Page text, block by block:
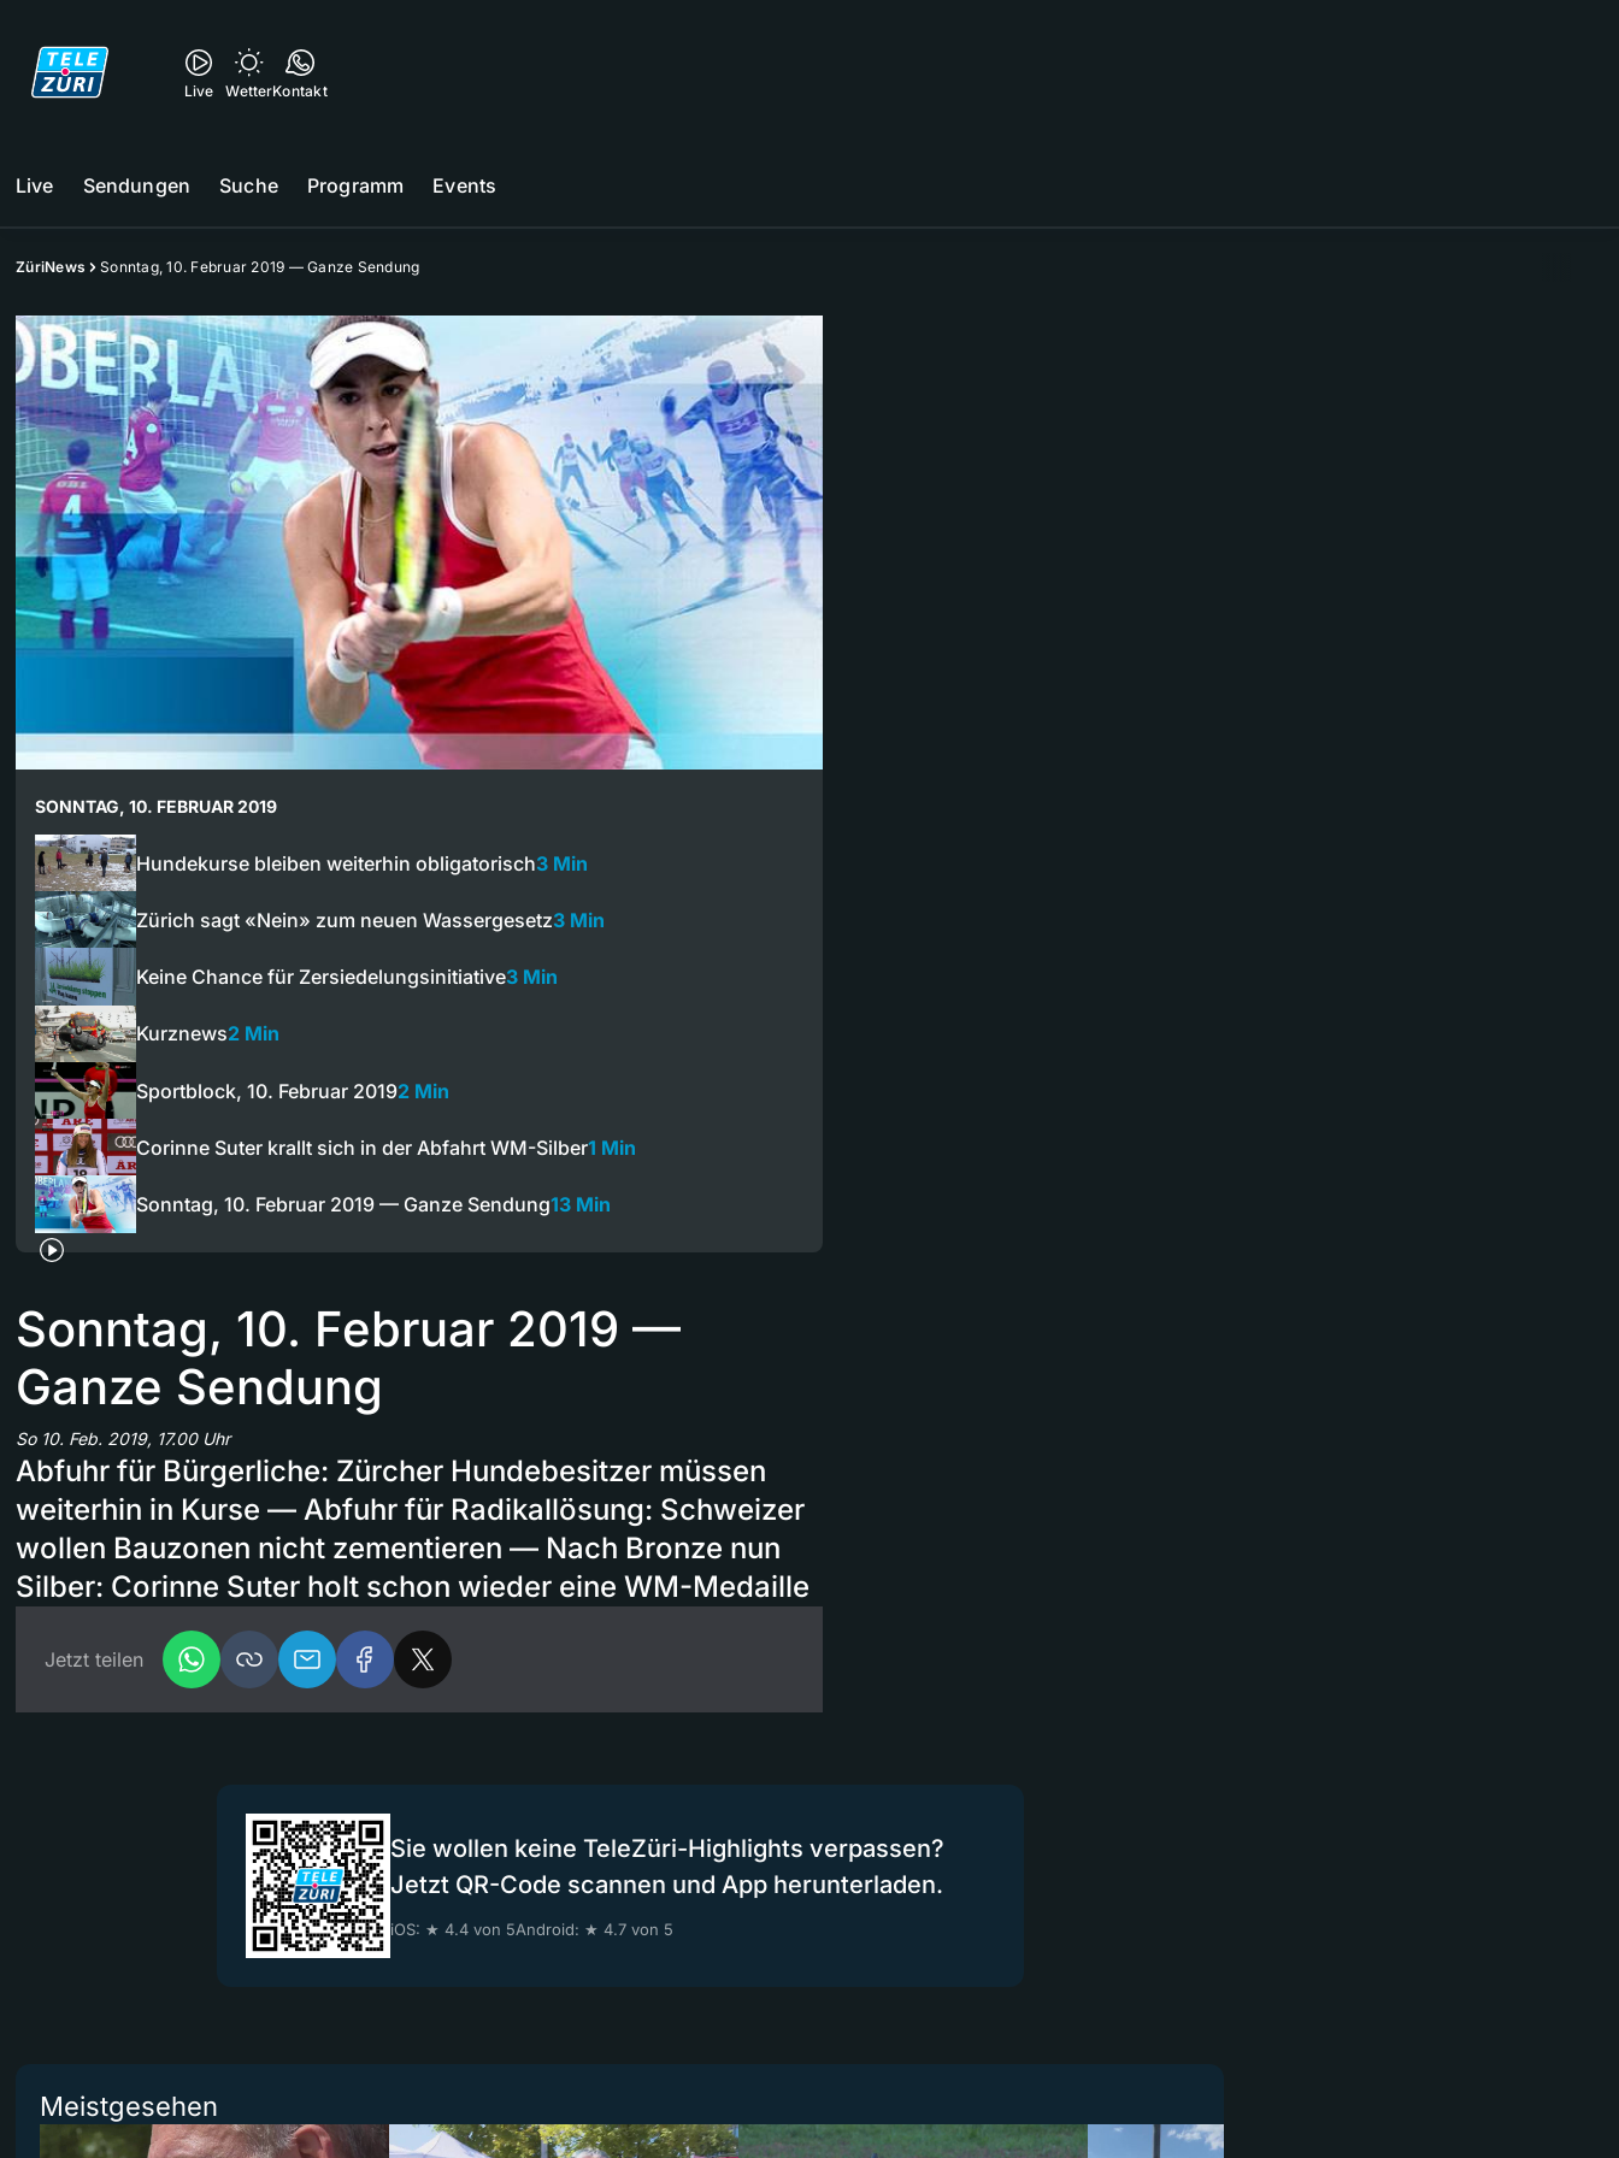
Live WetterKontakt
Live Sendungen Suche Programm Events
ZüriNews Sonntag, 10. Februar 2019 — Ganze Sendung
SONNTAG, 10. FEBRUAR 2019
Hundekurse bleiben weiterhin obligatorisch3 Min
Zürich sagt «Nein» zum neuen Wassergesetz3 Min
Keine Chance für Zersiedelungsinitiative3 Min
Kurznews2 Min
Sportblock, 10. Februar 20192 Min
Corinne Suter krallt sich in der Abfahrt WM-Silber1 Min
Sonntag, 10. Februar 2019 — Ganze Sendung13 Min
Sonntag, 10. Februar 2019 —
Ganze Sendung
So 10. Feb. 2019, 17.00 Uhr
Abfuhr für Bürgerliche: Zürcher Hundebesitzer müssen
weiterhin in Kurse — Abfuhr für Radikallösung: Schweizer
wollen Bauzonen nicht zementieren — Nach Bronze nun
Silber: Corinne Suter holt schon wieder eine WM-Medaille
Jetzt teilen
Sie wollen keine TeleZüri-Highlights verpassen?
Jetzt QR-Code scannen und App herunterladen.
iOS: ★ 4.4 von 5Android: ★ 4.7 von 5
Meistgesehen